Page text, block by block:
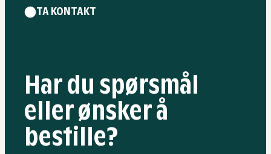
TA KONTAKT
Har du spørsmål
eller ønsker å
bestille?